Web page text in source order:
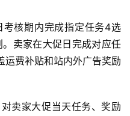
核期内完成指定任务4选
卖家在大促日完成对应任
运费补贴和站内外广告奖励
卖家大促当天任务、奖励